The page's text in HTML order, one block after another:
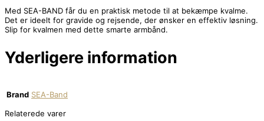
Med SEA-BAND får du en praktisk metode til at bekæmpe kvalme.
Det er ideelt for gravide og rejsende, der ønsker en effektiv løsning.
Slip for kvalmen med dette smarte armbånd.
Yderligere information
Brand SEA-Band
Relaterede varer